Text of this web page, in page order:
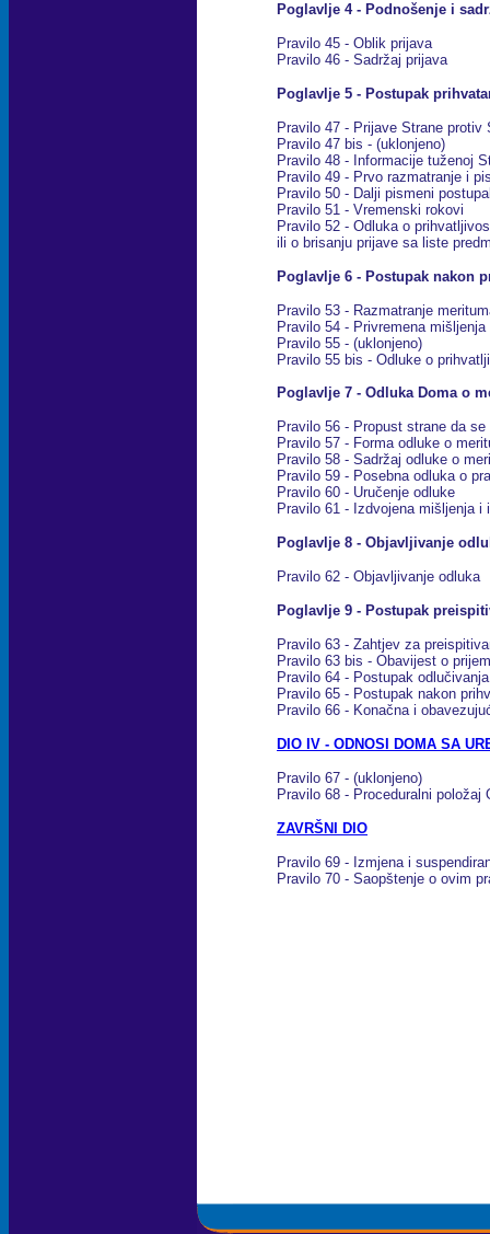
Poglavlje 4 - Podnošenje i
Pravilo 45 - Oblik prijava
Pravilo 46 - Sadržaj prijava
Poglavlje 5 - Postupak
Pravilo 47 - Prijave Strane protiv
Pravilo 47 bis - (uklonjeno)
Pravilo 48 - Informacije tuženoj
Pravilo 49 - Prvo razmatranje i
Pravilo 50 - Dalji pismeni
Pravilo 51 - Vremenski rokovi
Pravilo 52 - Odluka o
ili o brisanju prijave sa liste
Poglavlje 6 - Postupak nakon
Pravilo 53 - Razmatranje
Pravilo 54 - Privremena mišljenja
Pravilo 55 - (uklonjeno)
Pravilo 55 bis - Odluke o
Poglavlje 7 - Odluka Doma o
Pravilo 56 - Propust strane da
Pravilo 57 - Forma odluke o
Pravilo 58 - Sadržaj odluke o
Pravilo 59 - Posebna odluka o
Pravilo 60 - Uručenje odluke
Pravilo 61 - Izdvojena mišljenja i
Poglavlje 8 - Objavljivanje
Pravilo 62 - Objavljivanje odluka
Poglavlje 9 - Postupak
Pravilo 63 - Zahtjev za
Pravilo 63 bis - Obavijest o
Pravilo 64 - Postupak
Pravilo 65 - Postupak nakon
Pravilo 66 - Konačna i
DIO IV - ODNOSI DOMA SA
Pravilo 67 - (uklonjeno)
Pravilo 68 - Proceduralni položaj
ZAVRŠNI DIO
Pravilo 69 - Izmjena i
Pravilo 70 - Saopštenje o ovim